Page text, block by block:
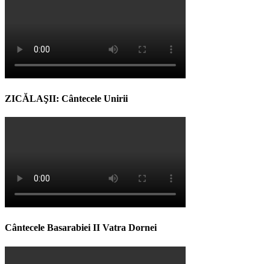
ZICĂLAŞII: Cântecele Unirii
Cântecele Basarabiei II Vatra Dornei